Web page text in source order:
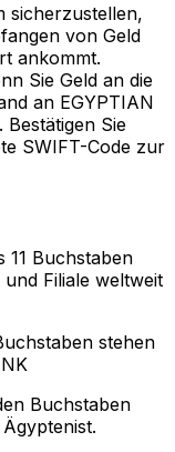
sicherzustellen,
von Geld
ankommt.
Sie Geld an die
an EGYPTIAN
Sie
SWIFT-Code zur
11 Buchstaben
Filiale weltweit
stehen
Buchstaben